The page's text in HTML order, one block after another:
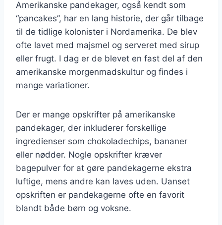
Amerikanske pandekager, også kendt som
“pancakes”, har en lang historie, der går tilbage
til de tidlige kolonister i Nordamerika. De blev
ofte lavet med majsmel og serveret med sirup
eller frugt. I dag er de blevet en fast del af den
amerikanske morgenmadskultur og findes i
mange variationer.
Der er mange opskrifter på amerikanske
pandekager, der inkluderer forskellige
ingredienser som chokoladechips, bananer
eller nødder. Nogle opskrifter kræver
bagepulver for at gøre pandekagerne ekstra
luftige, mens andre kan laves uden. Uanset
opskriften er pandekagerne ofte en favorit
blandt både børn og voksne.